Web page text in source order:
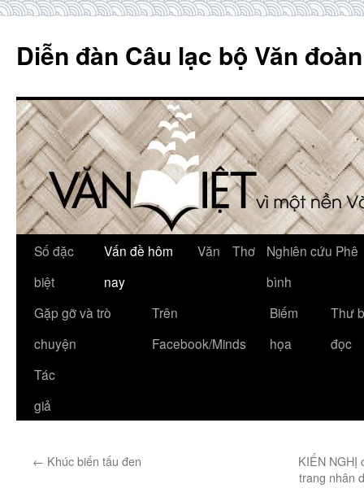
content
Diễn đàn Câu lạc bộ Văn
Số đặc
biệt
Vấn đề hôm
nay
Văn Thơ
Nghiên cứu Phê
bình
Gặp gỡ và trò
chuyện
Trên
Facebook/Minds
Biếm
họa
Thư
đọc
Tác
giả
← Khúc biến tấu đen
KIẾN NGHỊ
trang nhân